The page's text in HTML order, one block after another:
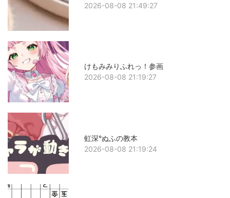
2026-08-08 21:49:27
けもみみりふれっ！参画
2026-08-08 21:19:27
虹深°ぬふの教本
2026-08-08 21:19:24